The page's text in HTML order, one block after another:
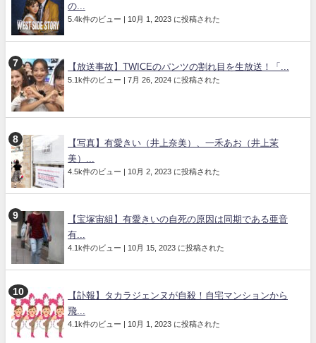
の...
5.4k件のビュー | 10月 1, 2023 に投稿された
【放送事故】TWICEのパンツの割れ目を生放送！「...
5.1k件のビュー | 7月 26, 2024 に投稿された
【写真】有愛きい（井上奈美）、一禾あお（井上茉
美）...
4.5k件のビュー | 10月 2, 2023 に投稿された
【宝塚宙組】有愛きいの自死の原因は同期である亜音
有...
4.1k件のビュー | 10月 15, 2023 に投稿された
【訃報】タカラジェンヌが自殺！自宅マンションから
飛...
4.1k件のビュー | 10月 1, 2023 に投稿された